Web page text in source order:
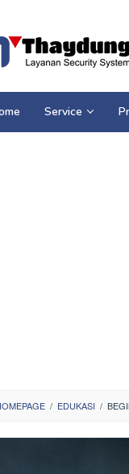
Service
/ EDUKASI /